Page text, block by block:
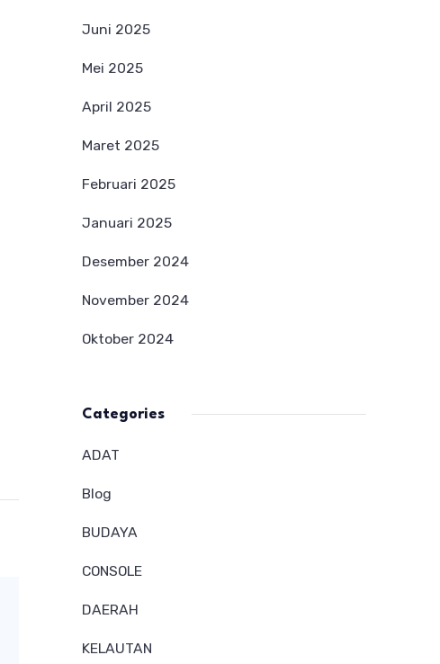
Juni 2025
Mei 2025
April 2025
Maret 2025
Februari 2025
Januari 2025
Desember 2024
November 2024
Oktober 2024
Categories
ADAT
Blog
BUDAYA
CONSOLE
DAERAH
KELAUTAN